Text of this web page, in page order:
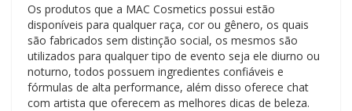
Os produtos que a MAC Cosmetics possui estão
disponíveis para qualquer raça, cor ou gênero, os quais
são fabricados sem distinção social, os mesmos são
utilizados para qualquer tipo de evento seja ele diurno ou
noturno, todos possuem ingredientes confiáveis e
fórmulas de alta performance, além disso oferece chat
com artista que oferecem as melhores dicas de beleza.